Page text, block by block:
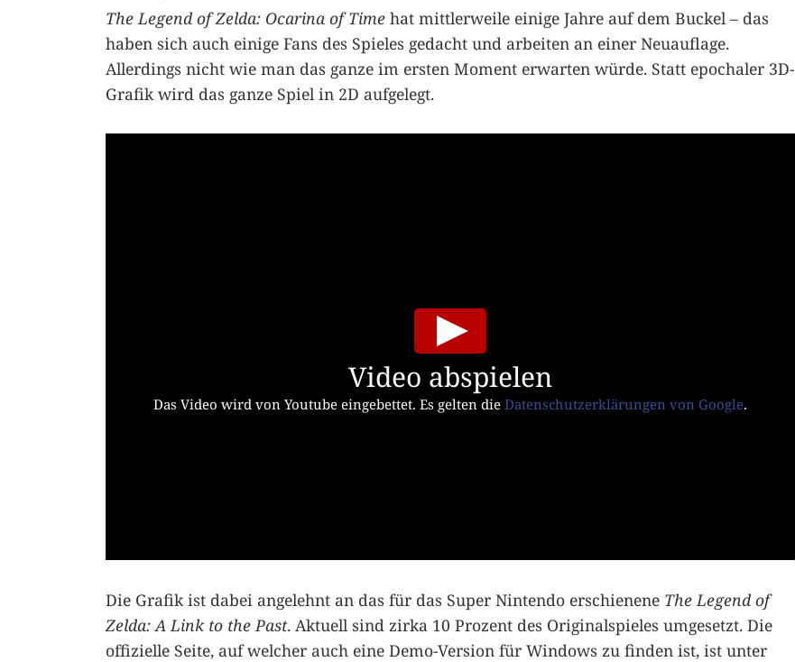
The Legend of Zelda: Ocarina of Time hat mittlerweile einige Jahre auf dem Buckel – das
haben sich auch einige Fans des Spieles gedacht und arbeiten an einer Neuauflage.
Allerdings nicht wie man das ganze im ersten Moment erwarten würde. Statt epochaler 3D-
Grafik wird das ganze Spiel in 2D aufgelegt.
Video abspielen
Das Video wird von Youtube eingebettet. Es gelten dieDatenschutzerklärungen von Google.
Die Grafik ist dabei angelehnt an das für das Super Nintendo erschienene The Legend of
Zelda: A Link to the Past. Aktuell sind zirka 10 Prozent des Originalspieles umgesetzt. Die
offizielle Seite, auf welcher auch eine Demo-Version für Windows zu finden ist, ist unter